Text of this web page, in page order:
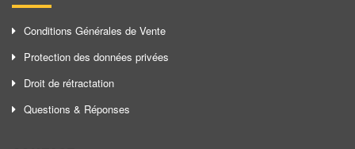
Conditions Générales de Vente
Protection des données privées
Droit de rétractation
Questions & Réponses